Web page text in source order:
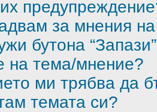
за мнения
бутона
на тема/мнение?
ми трябва да
темата си?